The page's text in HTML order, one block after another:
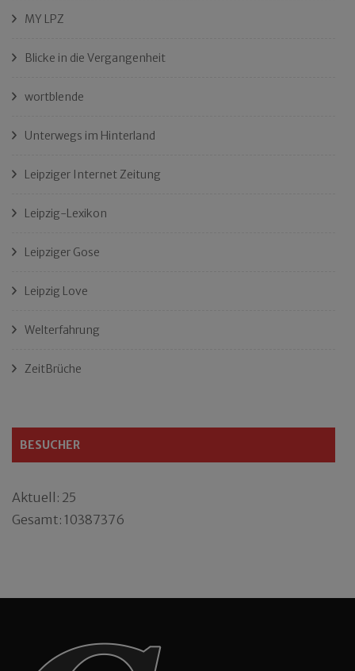
MY LPZ
Blicke in die Vergangenheit
wortblende
Unterwegs im Hinterland
Leipziger Internet Zeitung
Leipzig-Lexikon
Leipziger Gose
Leipzig Love
Welterfahrung
ZeitBrüche
BESUCHER
Aktuell: 25
Gesamt: 10387376